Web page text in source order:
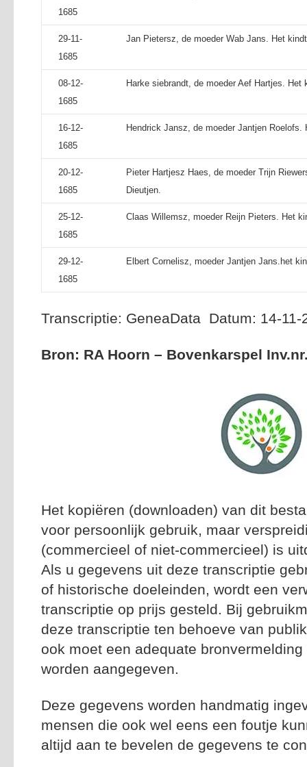
1685
29-11-
1685
Jan Pietersz, de moeder Wab Jans. Het
08-12-
1685
Harke siebrandt, de moeder Aef Hartjes. Het
16-12-
1685
Hendrick Jansz, de moeder Jantjen Roelofs.
20-12-
1685
Pieter Hartjesz Haes, de moeder Trijn
Dieutjen.
25-12-
1685
Claas Willemsz, moeder Reijn Pieters. Het
29-12-
1685
Elbert Cornelisz, moeder Jantjen Jans.het
Transcriptie: GeneaData Datum: 14-11-
Bron: RA Hoorn – Bovenkarspel
Het kopiëren (downloaden) van dit
voor persoonlijk gebruik, maar
(commercieel of niet-commercieel) is
Als u gegevens uit deze transcriptie
of historische doeleinden, wordt een
transcriptie op prijs gesteld. Bij
deze transcriptie ten behoeve van
ook moet een adequate
worden aangegeven.
Deze gegevens worden handmatig
mensen die ook wel eens een foutje
altijd aan te bevelen de gegevens te